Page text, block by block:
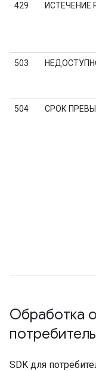
429 ИСТЕЧЕНИЕ
503
504 СРОК
Обработка
SDK для